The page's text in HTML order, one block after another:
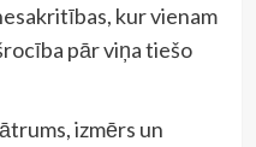
kur vienam
pār viņa tiešo
izmērs un